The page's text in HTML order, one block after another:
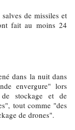
de missiles et
fait au moins 24
dans la nuit dans
envergure" lors
de stockage et de
tout comme "des
de drones".